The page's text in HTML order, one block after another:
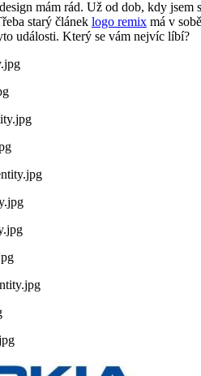
mám rád. Už od dob, kdy
starý článek logo remix má v
události. Který se vám nejvíc líbí?